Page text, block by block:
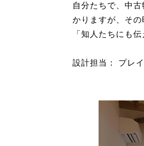
自分たちで、中
かりますが、その
「知人たちにも
設計担当： プレ